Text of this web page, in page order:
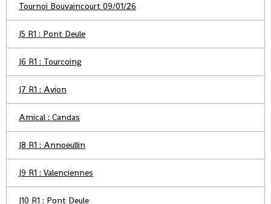
Tournoi Bouvaincourt 09/01/26
J5 R1 : Pont Deule
J6 R1 : Tourcoing
J7 R1 : Avion
Amical : Candas
J8 R1 : Annoeullin
J9 R1 : Valenciennes
J10 R1 : Pont Deule